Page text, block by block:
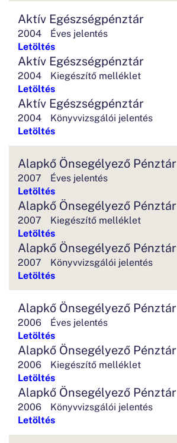
Aktív Egészségpénztár
2004
Éves jelentés
Letöltés
Aktív Egészségpénztár
2004
Kiegészítő melléklet
Letöltés
Aktív Egészségpénztár
2004
Könyvvizsgálói jelentés
Letöltés
Alapkő Önsegélyező Pénztár
2007
Éves jelentés
Letöltés
Alapkő Önsegélyező Pénztár
2007
Kiegészítő melléklet
Letöltés
Alapkő Önsegélyező Pénztár
2007
Könyvvizsgálói jelentés
Letöltés
Alapkő Önsegélyező Pénztár
2006
Éves jelentés
Letöltés
Alapkő Önsegélyező Pénztár
2006
Kiegészítő melléklet
Letöltés
Alapkő Önsegélyező Pénztár
2006
Könyvvizsgálói jelentés
Letöltés